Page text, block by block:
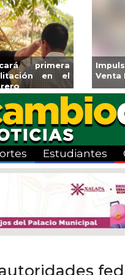
de Veracruz
Artes “Escena
Estudiantes